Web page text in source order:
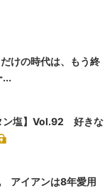
けの時代は、もう終
...
ン塩】Vol.92 好きな
アイアンは8年愛用